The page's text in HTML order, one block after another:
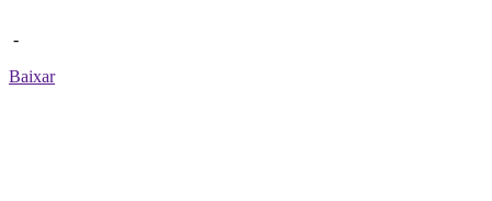
-
Baixar